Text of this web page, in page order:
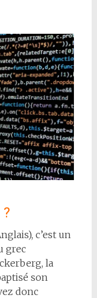
c’est un
grec
la
son
donc